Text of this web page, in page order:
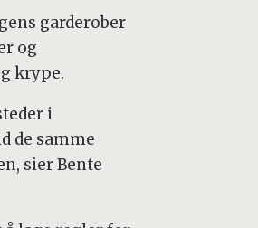
garderober
og
krype.
i
de samme
sier Bente